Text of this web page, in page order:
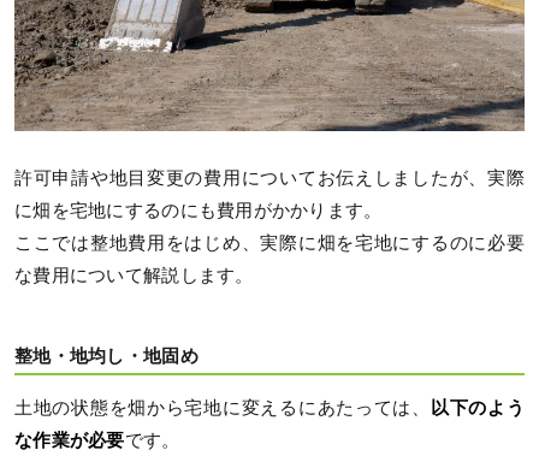
許可申請や地目変更の費用についてお伝えしましたが、実際
に畑を宅地にするのにも費用がかかります。
ここでは整地費用をはじめ、実際に畑を宅地にするのに必要
な費用について解説します。
整地・地均し・地固め
土地の状態を畑から宅地に変えるにあたっては、 以下のよう
な作業が必要です。